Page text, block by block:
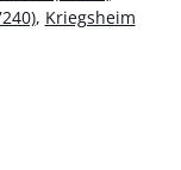
, Kriegsheim